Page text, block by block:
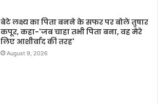
बेटे लक्ष्य का पिता बनने के सफर पर बोले तुषार
कपूर, कहा-'जब चाहा तभी पिता बना, वह मेरे
लिए आशीर्वाद की तरह'
August 9, 2026